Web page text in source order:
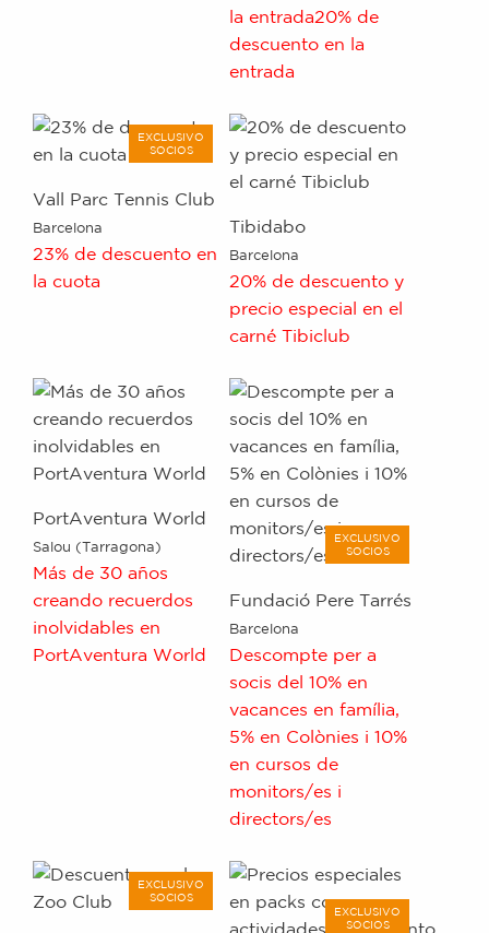
la entrada20% de
descuento en la
entrada
EXCLUSIVO
SOCIOS
Vall Parc Tennis Club
Barcelona
23% de descuento en
la cuota
Tibidabo
Barcelona
20% de descuento y
precio especial en el
carné Tibiclub
PortAventura World
Salou (Tarragona)
Más de 30 años
creando recuerdos
inolvidables en
PortAventura World
EXCLUSIVO
SOCIOS
Fundació Pere Tarrés
Barcelona
Descompte per a
socis del 10% en
vacances en família,
5% en Colònies i 10%
en cursos de
monitors/es i
directors/es
EXCLUSIVO
SOCIOS
EXCLUSIVO
SOCIOS